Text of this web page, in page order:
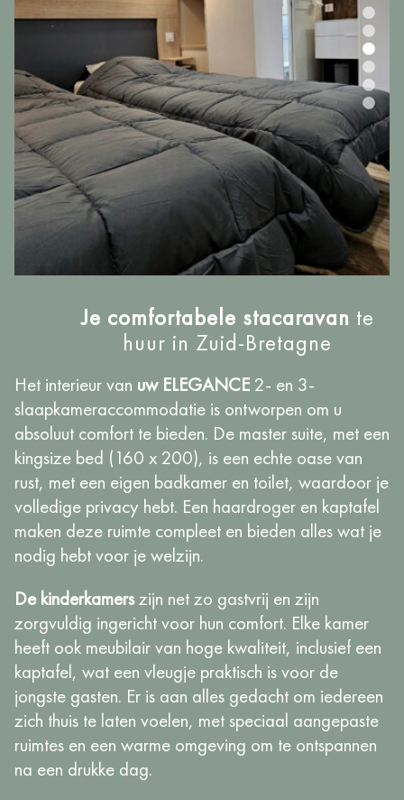
Je comfortabele stacaravan te
huur in Zuid-Bretagne
Het interieur van uw ELEGANCE 2- en 3-
slaapkameraccommodatie is ontworpen om u
absoluut comfort te bieden. De master suite, met een
kingsize bed (160 x 200), is een echte oase van
rust, met een eigen badkamer en toilet, waardoor je
volledige privacy hebt. Een haardroger en kaptafel
maken deze ruimte compleet en bieden alles wat je
nodig hebt voor je welzijn.
De kinderkamerszijn net zo gastvrij en zijn
zorgvuldig ingericht voor hun comfort. Elke kamer
heeft ook meubilair van hoge kwaliteit, inclusief een
kaptafel, wat een vleugje praktisch is voor de
jongste gasten. Er is aan alles gedacht om iedereen
zich thuis te laten voelen, met speciaal aangepaste
ruimtes en een warme omgeving om te ontspannen
na een drukke dag.